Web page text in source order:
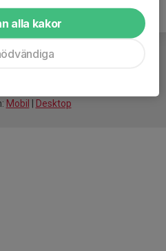
Mobil Desktop
alla kakor